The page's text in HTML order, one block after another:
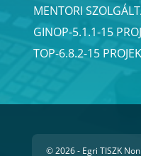
MENTORI
GINOP-5.1.1-15
TOP-6.8.2-15
© 2026 - Egri TISZK